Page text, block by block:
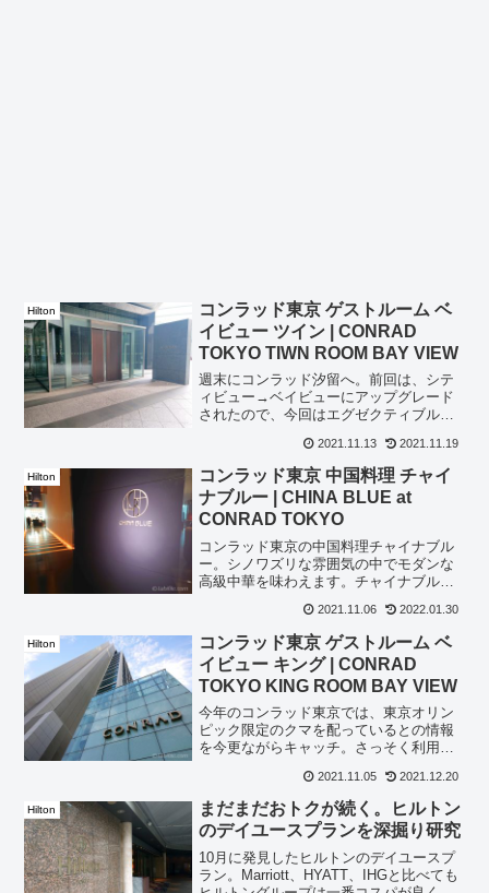
Hilton
コンラッド東京 ゲストルーム ベ
イビュー ツイン | CONRAD
TOKYO TIWN ROOM BAY VIEW
週末にコンラッド汐留へ。前回は、シテ
ィビュー→ベイビューにアップグレード
されたので、今回はエグゼクティブルー
ました。チェックインとアップグレード
結果ゴールド会員さまとは存じておりま
すが、エグゼクティブルー...
2021.11.13 2021.11.19
Hilton
コンラッド東京 中国料理 チャイ
ナブルー | CHINA BLUE at
CONRAD TOKYO
コンラッド東京の中国料理チャイナブル
ー。シノワズリな雰囲気の中でモダンな
高級中華を味わえます。チャイナブルー
は、いつも週末のランチ時は予約でいっ
ぱいで入れませんがコロナで外出自粛が
進んだおかげで入りやすくな...
2021.11.06 2022.01.30
Hilton
コンラッド東京 ゲストルーム ベ
イビュー キング | CONRAD
TOKYO KING ROOM BAY VIEW
今年のコンラッド東京では、東京オリン
ピック限定のクマを配っているとの情報
を今更ながらキャッチ。さっそく利用し
ってきた人向けのエントランスです。車
寄せは反対側にありました。エレベータ
ホールからコンラッドオリ...
2021.11.05 2021.12.20
Hilton
まだまだおトクが続く。ヒルトン
のデイユースプランを深掘り研究
10月に発見したヒルトンのデイユースプ
ラン。Marriott、HYATT、IHGと比べても